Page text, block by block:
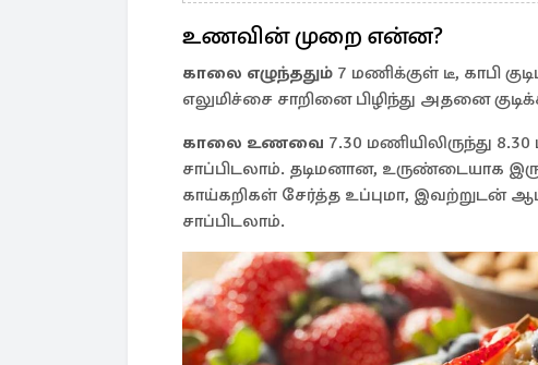
உணவின் முறை என்ன?
காலை எழுந்ததும் 7 மணிக்குள் டீ, காபி
எலுமிச்சை சாறினை பிழிந்து அதனை
காலை உணவை 7.30 மணியிலிருந்து
சாப்பிடலாம். தடிமனான, உருண்டையாக
காய்கறிகள் சேர்த்த உப்புமா, இவற்றுடன்
சாப்பிடலாம்.